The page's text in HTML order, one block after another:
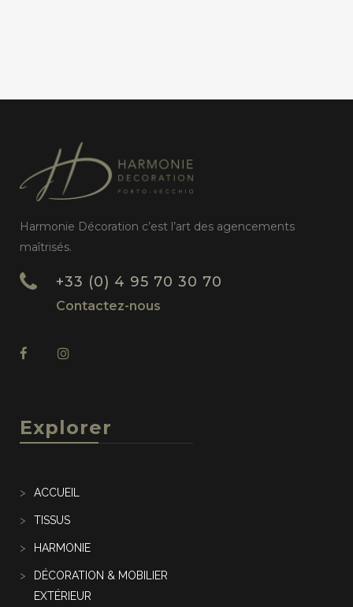
Harmonie Décoration c’est l’art des agencements
maîtrisés.
+33 (0) 4 95 70 30 70
Contactez-nous
Explorer
ACCUEIL
TISSUS
HARMONIE
DÉCORATION & MOBILIER
EXTÉRIEUR